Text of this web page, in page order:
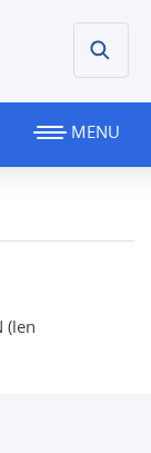
MENU
(len